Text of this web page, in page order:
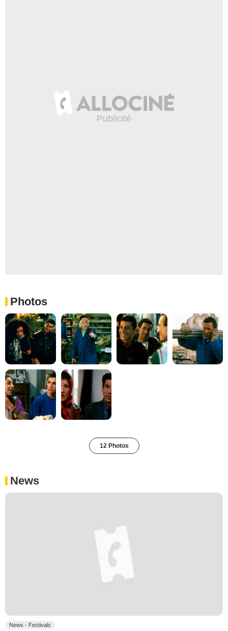
Photos
12 Photos
News
News - Festivals